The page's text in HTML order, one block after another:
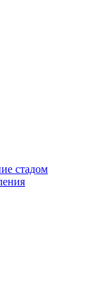
стадом